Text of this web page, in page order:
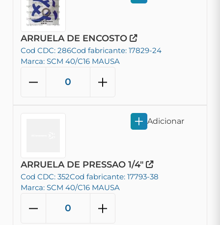
ARRUELA DE ENCOSTO
Cod CDC: 286Cod fabricante: 17829-24
Marca: SCM 40/C16 MAUSA
ARRUELA DE PRESSAO 1/4"
Cod CDC: 352Cod fabricante: 17793-38
Marca: SCM 40/C16 MAUSA
Adicionar